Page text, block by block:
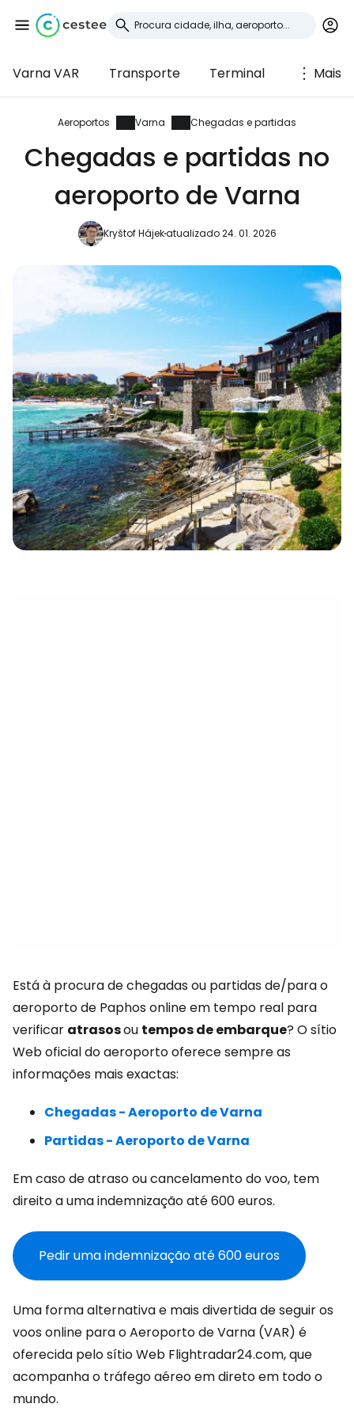
Varna VAR Transporte Terminal Mais
Aeroportos Varna Chegadas e partidas
Chegadas e partidas no
aeroporto de Varna
Kryštof Hájekatualizado 24. 01. 2026
Está à procura de chegadas ou partidas de/para o
aeroporto de Paphos online em tempo real para
verificar atrasosou tempos de embarque? O sítio
Web oficial do aeroporto oferece sempre as
informações mais exactas:
Chegadas - Aeroporto de Varna
Partidas - Aeroporto de Varna
Em caso de atraso ou cancelamento do voo, tem
direito a uma indemnização até 600 euros.
Pedir uma indemnização até 600 euros
Uma forma alternativa e mais divertida de seguir os
voos online para o Aeroporto de Varna (VAR) é
oferecida pelo sítio Web Flightradar24.com, que
acompanha o tráfego aéreo em direto em todo o
mundo.
Iniciar sessão no
Cestee
... a comunidade mundial de viajantes
Continuar com o Google
Continuar com o Facebook
Continuar com o correio
eletrónico